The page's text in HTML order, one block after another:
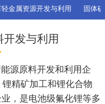
金属资源开发与利用 固体
发与利用
源原料开发和利用企
精矿加工和锂化合物
，是电池级氟化锂等多